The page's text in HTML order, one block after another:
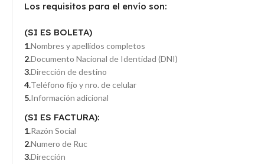
Los requisitos para el envío son:
(SI ES BOLETA)
Nombres y apellidos completos
Documento Nacional de Identidad (DNI)
Dirección de destino
Teléfono fijo y nro. de celular
Información adicional
(SI ES FACTURA):
Razón Social
Numero de Ruc
Dirección